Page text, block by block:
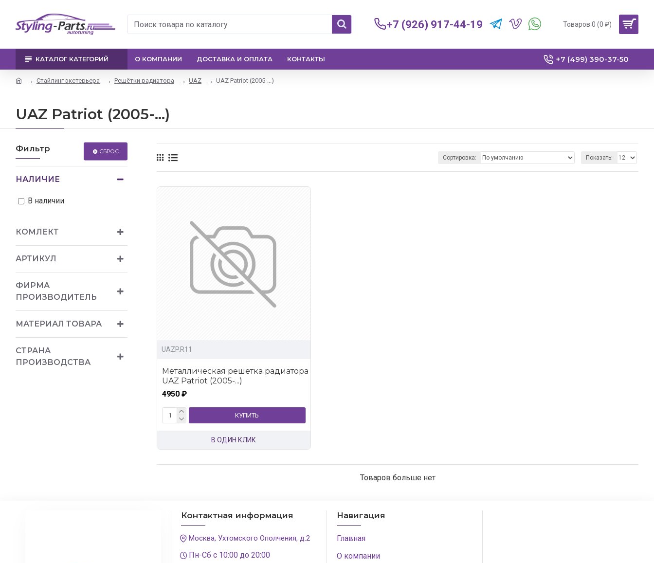
+7 (926) 917-44-19 Товаров 0 (0 ₽)
КАТАЛОГ КАТЕГОРИЙ О КОМПАНИИ ДОСТАВКА И ОПЛАТА КОНТАКТЫ +7 (499) 390-37-50
Стайлинг экстерьера Решётки радиатора UAZ UAZ Patriot (2005-...)
UAZ Patriot (2005-...)
Фильтр СБРОС
КОМЛЕКТ
АРТИКУЛ
ФИРМА
ПРОИЗВОДИТЕЛЬ
МАТЕРИАЛ ТОВАРА
СТРАНА
ПРОИЗВОДСТВА
НАЛИЧИЕ
В наличии
Сортировка: Показать:
UAZP.R11
Металлическая решетка радиатора
UAZ Patriot (2005-...)
4950 ₽
КУПИТЬ
В ОДИН КЛИК
Товаров больше нет
Контактная информация
Москва, Ухтомского Ополчения, д.2
Пн-Сб с 10:00 до 20:00
Навигация
Главная
О компании